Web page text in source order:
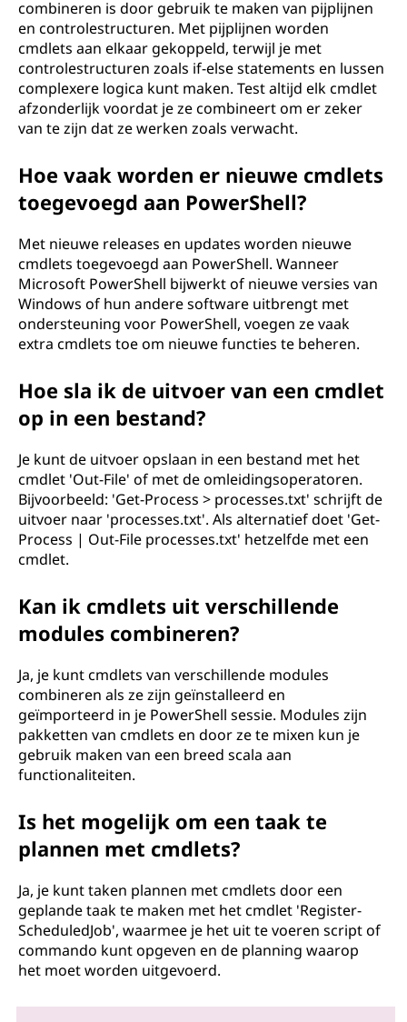
combineren is door gebruik te maken van pijplijnen
en controlestructuren. Met pijplijnen worden
cmdlets aan elkaar gekoppeld, terwijl je met
controlestructuren zoals if-else statements en lussen
complexere logica kunt maken. Test altijd elk cmdlet
afzonderlijk voordat je ze combineert om er zeker
van te zijn dat ze werken zoals verwacht.
Hoe vaak worden er nieuwe cmdlets
toegevoegd aan PowerShell?
Met nieuwe releases en updates worden nieuwe
cmdlets toegevoegd aan PowerShell. Wanneer
Microsoft PowerShell bijwerkt of nieuwe versies van
Windows of hun andere software uitbrengt met
ondersteuning voor PowerShell, voegen ze vaak
extra cmdlets toe om nieuwe functies te beheren.
Hoe sla ik de uitvoer van een cmdlet
op in een bestand?
Je kunt de uitvoer opslaan in een bestand met het
cmdlet 'Out-File' of met de omleidingsoperatoren.
Bijvoorbeeld: 'Get-Process > processes.txt' schrijft de
uitvoer naar 'processes.txt'. Als alternatief doet 'Get-
Process | Out-File processes.txt' hetzelfde met een
cmdlet.
Kan ik cmdlets uit verschillende
modules combineren?
Ja, je kunt cmdlets van verschillende modules
combineren als ze zijn geïnstalleerd en
geïmporteerd in je PowerShell sessie. Modules zijn
pakketten van cmdlets en door ze te mixen kun je
gebruik maken van een breed scala aan
functionaliteiten.
Is het mogelijk om een taak te
plannen met cmdlets?
Ja, je kunt taken plannen met cmdlets door een
geplande taak te maken met het cmdlet 'Register-
ScheduledJob', waarmee je het uit te voeren script of
commando kunt opgeven en de planning waarop
het moet worden uitgevoerd.